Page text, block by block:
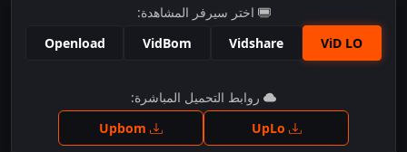
اختر سيرفر المشاهدة:
ViD LO
Vidshare
VidBom
Openload
اضغط للمشاهدة
روابط التحميل المباشرة: